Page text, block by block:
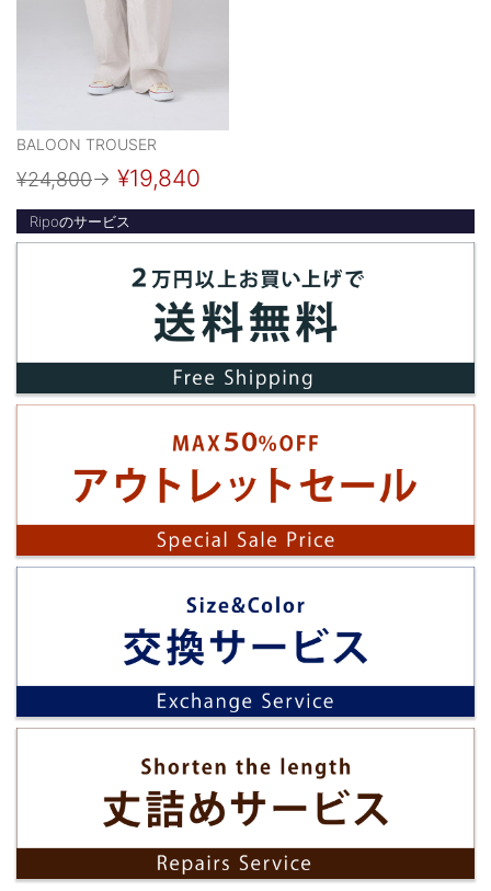
BALOON TROUSER
¥24,800→ ¥19,840
Ripoのサービス